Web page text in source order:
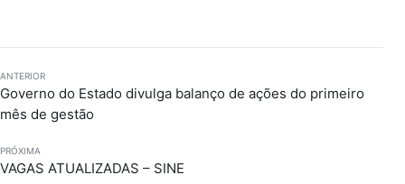
ANTERIOR
Governo do Estado divulga balanço de ações do primeiro
mês de gestão
PRÓXIMA
VAGAS ATUALIZADAS – SINE